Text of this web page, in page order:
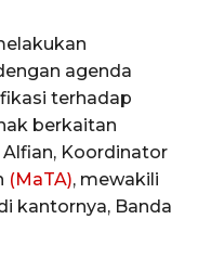
agenda
terhadap
berkaitan
Koordinator
(MaTA), mewakili
kantornya, Banda